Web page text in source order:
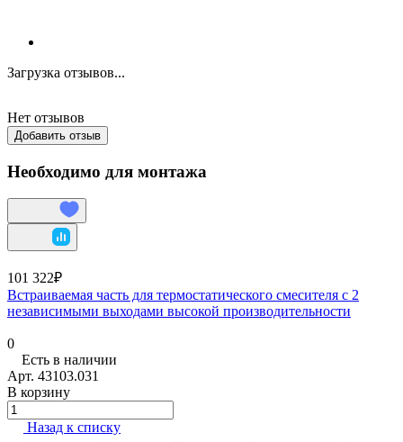
Загрузка отзывов...
Нет отзывов
Добавить отзыв
Необходимо для монтажа
101 322₽
Встраиваемая часть для термостатического смесителя с 2
независимыми выходами высокой производительности
0
Есть в наличии
Арт. 43103.031
В корзину
Назад к списку